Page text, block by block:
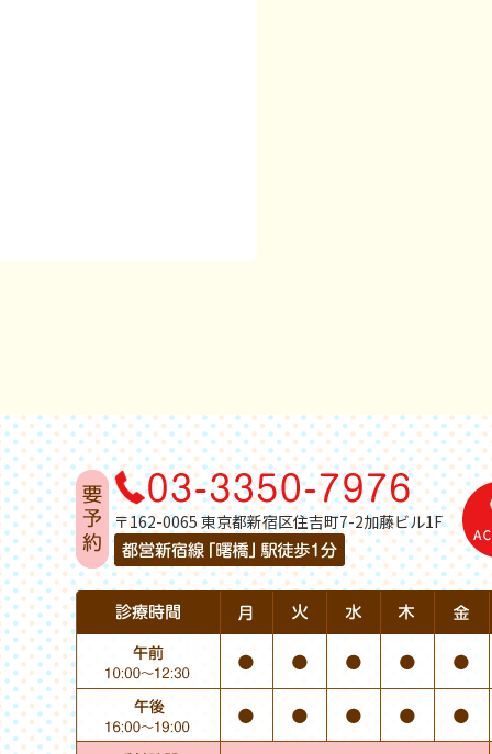
〒162-0065 東京都新宿区住吉町7-2加藤ビル1F